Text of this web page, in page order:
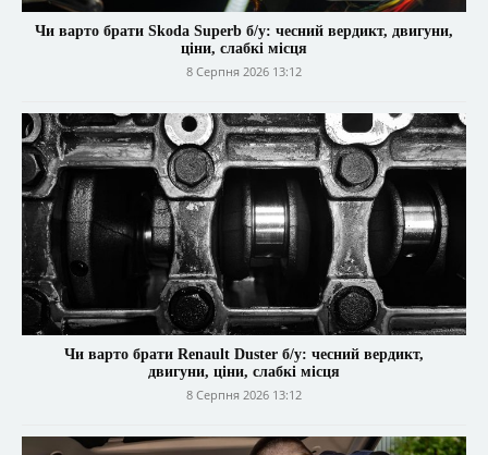
Чи варто брати Skoda Superb б/у: чесний вердикт, двигуни,
ціни, слабкі місця
8 Серпня 2026 13:12
Чи варто брати Renault Duster б/у: чесний вердикт,
двигуни, ціни, слабкі місця
8 Серпня 2026 13:12